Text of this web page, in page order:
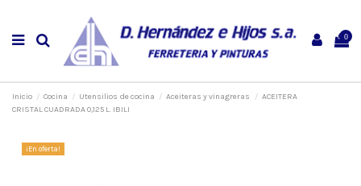
0
Inicio Cocina Utensilios de cocina Aceiteras y vinagreras
ACEITERA
CRISTAL CUADRADA 0,125 L. IBILI
¡En oferta!